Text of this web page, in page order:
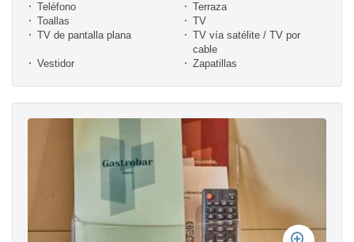
Teléfono
Terraza
Toallas
TV
TV de pantalla plana
TV vía satélite / TV por
cable
Vestidor
Zapatillas